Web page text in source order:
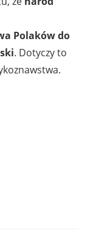
Polaków do
. Dotyczy to